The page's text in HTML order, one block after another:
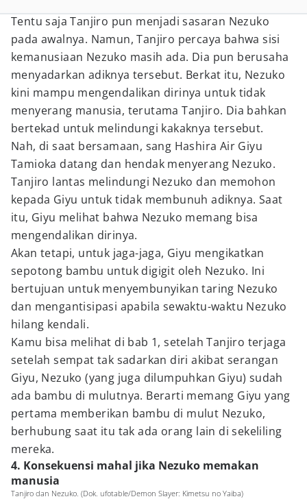
Tentu saja Tanjiro pun menjadi sasaran Nezuko
pada awalnya. Namun, Tanjiro percaya bahwa sisi
kemanusiaan Nezuko masih ada. Dia pun berusaha
menyadarkan adiknya tersebut. Berkat itu, Nezuko
kini mampu mengendalikan dirinya untuk tidak
menyerang manusia, terutama Tanjiro. Dia bahkan
bertekad untuk melindungi kakaknya tersebut.
Nah, di saat bersamaan, sang Hashira Air Giyu
Tamioka datang dan hendak menyerang Nezuko.
Tanjiro lantas melindungi Nezuko dan memohon
kepada Giyu untuk tidak membunuh adiknya. Saat
itu, Giyu melihat bahwa Nezuko memang bisa
mengendalikan dirinya.
Akan tetapi, untuk jaga-jaga, Giyu mengikatkan
sepotong bambu untuk digigit oleh Nezuko. Ini
bertujuan untuk menyembunyikan taring Nezuko
dan mengantisipasi apabila sewaktu-waktu Nezuko
hilang kendali.
Kamu bisa melihat di bab 1, setelah Tanjiro terjaga
setelah sempat tak sadarkan diri akibat serangan
Giyu, Nezuko (yang juga dilumpuhkan Giyu) sudah
ada bambu di mulutnya. Berarti memang Giyu yang
pertama memberikan bambu di mulut Nezuko,
berhubung saat itu tak ada orang lain di sekeliling
mereka.
4. Konsekuensi mahal jika Nezuko memakan
manusia
Tanjiro dan Nezuko. (Dok. ufotable/Demon Slayer: Kimetsu no Yaiba)